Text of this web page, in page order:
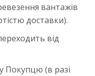
вантажів
доставки).
від
Покупцю (в разі